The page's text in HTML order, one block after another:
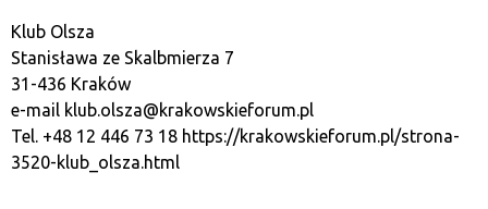
Klub Olsza
Stanisława ze Skalbmierza 7
31-436 Kraków
e-mail klub.olsza@krakowskieforum.pl
Tel. +48 12 446 73 18 https://krakowskieforum.pl/strona-
3520-klub_olsza.html